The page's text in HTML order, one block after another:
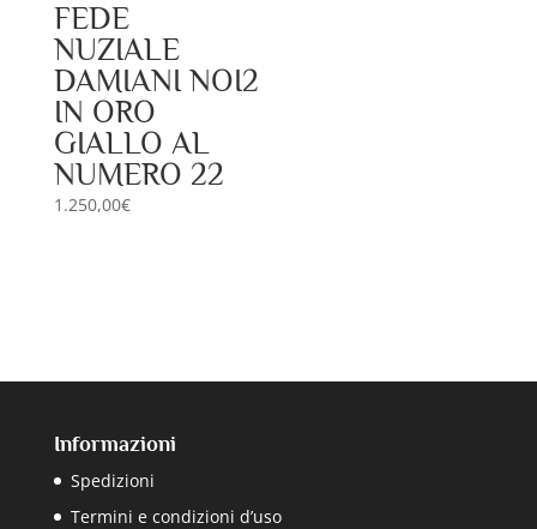
FEDE
NUZIALE
DAMIANI NOI2
IN ORO
GIALLO AL
NUMERO 22
1.250,00€
Informazioni
Spedizioni
Termini e condizioni d’uso